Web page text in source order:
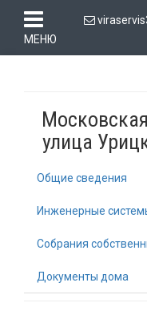
МЕНЮ
улица
Общие сведения
Инженерные
Собрания
Документы дома